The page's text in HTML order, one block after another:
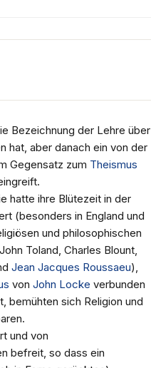
Bezeichnung der Lehre über
hat, aber danach ein von der
Gegensatz zum Theismus
hatte ihre Blütezeit in der
(besonders in England und
und philosophischen
Toland, Charles Blount,
Jean Jacques Roussaeu),
von John Locke verbunden
bemühten sich Religion und
und von
befreit, so dass ein